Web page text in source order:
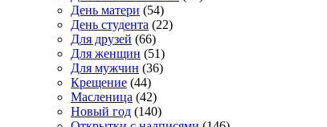
День матери (54)
День студента (22)
Для друзей (66)
Для женщин (51)
Для мужчин (36)
Крещение (44)
Масленица (42)
Новый год (140)